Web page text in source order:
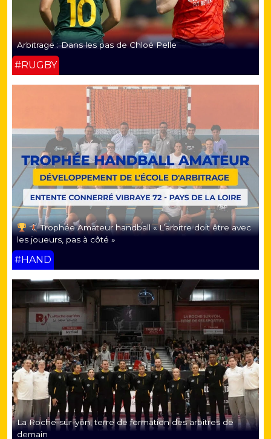
Arbitrage : Dans les pas de Chloé Pelle
#RUGBY
Trophée Amateur handball « L’arbitre doit être avec
les joueurs, pas à côté »
#HAND
La Roche-sur-yon, terre de formation des arbitres de
demain